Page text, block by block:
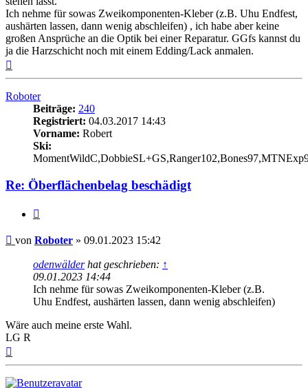
Ich nehme für sowas Zweikomponenten-Kleber (z.B. Uhu Endfest,
aushärten lassen, dann wenig abschleifen) , ich habe aber keine
großen Ansprüche an die Optik bei einer Reparatur. GGfs kannst du
ja die Harzschicht noch mit einem Edding/Lack anmalen.
Roboter
Beiträge: 240
Registriert: 04.03.2017 14:43
Vorname: Robert
Ski:
Re: Öberflächenbelag beschädigt
Beitrag
von Roboter » 09.01.2023 15:42
odenwälderhat geschrieben: ↑
09.01.2023 14:44
Ich nehme für sowas Zweikomponenten-Kleber (z.B.
Uhu Endfest, aushärten lassen, dann wenig abschleifen)
Wäre auch meine erste Wahl.
LG R